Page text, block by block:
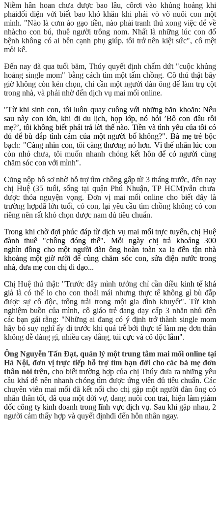
Niềm hân hoan chưađược bao lâu, côrơi vào khủng hoảng khi
phảiđối diện với biết bao khó khăn khi phải vò võ nuôi con một
mình. "Nào là cơm áo gạo tiền, nào phải tranh thủ xong việcđểvề
nhàcho con bú, thuê người trông nom. Nhất là những lúc conđổ
bệnh không có ai bên cạnh phụ giúp, tôi trở nên kiệt sức", cô mệt
mỏi kể.
Đến nay đã qua tuổi băm, Thúy quyết định chấm dứt "cuộc khủng
hoảng single mom" bằng cách tìm một tấm chồng. Cô thú thậtbây
giờ không còn kén chọn, chỉ cần một người đàn ôngđểlàm trụ cột
trong nhà, và phải nhờđến dịch vụ mai mối online.
"Từ khi sinh con, tôi luôn quay cuồng với những băn khoăn: Nếu
sau này con lớn, khi đi du lịch, họp lớp, nó hỏi ’Bố con đâu rồi
mẹ?’, tôi không biết phải trả lời thế nào. Tiền và tình yêu của tôi có
đủ để bù đắp tình cảm của một người bố không?". Bà mẹ trẻ bộc
bạch: "Càng nhìn con, tôi càng thương nóhơn. Vì thế nhân lúc con
còn nhỏ chưa, tôi muốn nhanh chóngkết hôn để có người cùng
chăm sóc con với mình".
Cũng nộp hồ sơ nhờ hỗ trợtìm chồng gấp từ 3 tháng trước, đến nay
chị Huệ (35 tuổi, sống tại quận Phú Nhuận, TP HCM)vẫn chưa
được thỏa nguyện vọng. Đơn vị mai mối online cho biết đây là
trường hợpđã lớn tuổi, có con, lại yêu cầu tìm chồng không có con
riêng nên rất khó chọn được nam đủ tiêu chuẩn.
Trong khi chờ đợi phúc đáp từ dịch vụ mai mối trực tuyến, chị Huệ
đành thuê "chồng đóng thế". Mỗi ngày chị trả khoảng 300
nghìn đồng cho một người đàn ông hoàn toàn xa lạ đến tận nhà
khoảng một giờ rưỡi để cùng chăm sóc con, sửa điện nước trong
nhà, đưa mẹ con chị đi dạo...
Chị Huệthú thật: "Trướcđây mình tưởng chỉ cầnđiều kinh tế khá
giả là có thể lo cho con thoải mái nhưng thực tế không gìbùđắp
được sự côđộc, trống trải trong một gia đình khuyết". Từ kinh
nghiệm buồn của mình, cô giáo trẻđang dạy cấp 3nhắn nhủđến
các bạn gái rằng: "Những ai đang có ýđịnh trở thành single mom
hãy bỏ suy nghĩấy đi trước khi quá trễbởi thực tế làm mẹ đơn thân
không dễ dàng gì, nhiều cay đắng, tủi cực và cô độc lắm".
Ông Nguyễn Tấn Đạt, quản lý một trung tâm mai mối online tại
Hà Nội, đơn vị trực tiếp hỗ trợ tìm bạn đời cho các bà mẹ đơn
thân nói trên,cho biết trường hợp của chị Thúy đưa ra những yêu
cầu khá dễ nên nhanh chóng tìm được ứng viênđủ tiêu chuẩn. Các
chuyên viên mai mối đã kết nối cho chị gặp một người đàn ông có
nhân thân tốt, đã qua một đời vợ,đang nuôi con trai, hiện làm giám
đốc công ty kinh doanh trong lĩnh vực dịch vụ. Sau khi gặp nhau, 2
người cảm thấy hợp và quyết địnhđi đến hôn nhân ngay.